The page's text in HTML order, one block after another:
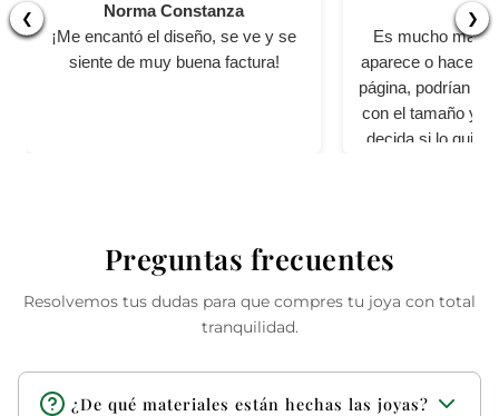
❮ ❯
Norma Constanza
¡Me encantó el diseño, se ve y se
siente de muy buena factura!
Es mucho más
aparece o hacen
página, podrían
con el tamaño y
decida si lo
Preguntas frecuentes
Resolvemos tus dudas para que compres tu joya con total
tranquilidad.
¿De qué materiales están hechas las joyas?